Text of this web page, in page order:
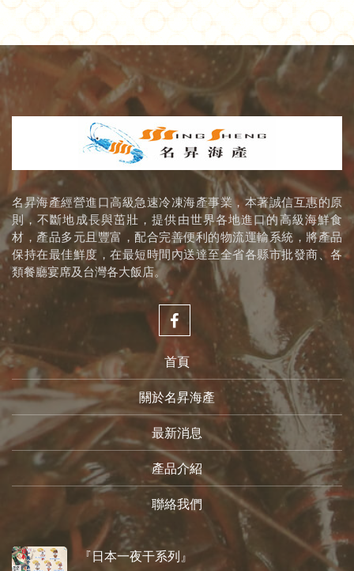
名昇海產經營進口高級急速冷凍海產事業，本著誠信互惠的原
則，不斷地成長與茁壯，提供由世界各地進口的高級海鮮食
材，產品多元且豐富，配合完善便利的物流運輸系統，將產品
保持在最佳鮮度，在最短時間內送達至全省各縣市批發商、各
類餐廳宴席及台灣各大飯店。
首頁
關於名昇海產
最新消息
產品介紹
聯絡我們
『日本一夜干系列』